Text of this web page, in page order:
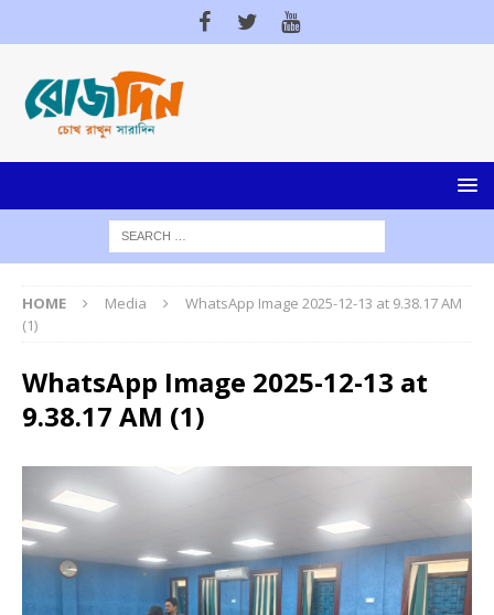
HOME Media
WhatsApp Image 2025-12-13 at 9.38.17 AM
(1)
WhatsApp Image 2025-12-13 at
9.38.17 AM (1)